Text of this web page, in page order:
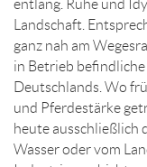
entlang. Ruhe und
Landschaft.
ganz nah am
in Betrieb
Deutschlands. Wo
und Pferdestärke
heute ausschließlich
Wasser oder vom